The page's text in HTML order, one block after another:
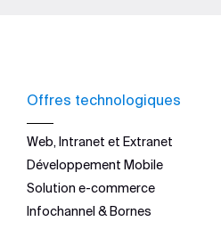
Offres technologiques
Web, Intranet et Extranet
Développement Mobile
Solution e-commerce
Infochannel & Bornes